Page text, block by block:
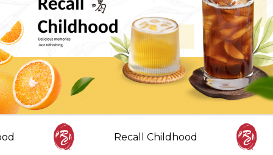
加盟優勢
飲品介紹
分店資訊
最新消息
最新消息
聯絡我們
CONTACT US
Danny00203@yahoo.com.tw
Recall Childhood